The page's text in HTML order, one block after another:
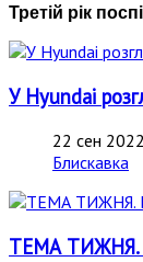
Третій рік
У Hyundai
22 сен 2022
Блискавка
ТЕМА ТИЖНЯ.